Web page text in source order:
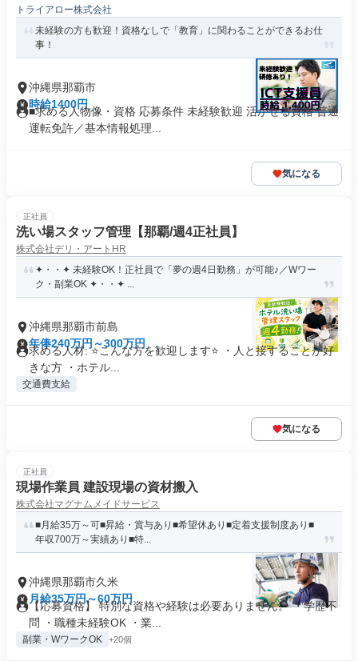
トライアロー株式会社
未経験の方も歓迎！資格なしで「教育」に関わることができるお仕
事！
沖縄県那覇市
時給1400円
■求める人物像・資格 応募条件 未経験歓迎 活かせる資格 普通
運転免許／基本情報処理...
気になる
正社員
洗い場スタッフ管理【那覇/週4正社員】
株式会社デリ・アートHR
✦・・✦ 未経験OK！正社員で「夢の週4日勤務」が可能♪／Wワー
ク・副業OK ✦・・✦ ...
沖縄県那覇市前島
年俸240万円～300万円
求める人材: ⭐️こんな方を歓迎します⭐️ ・人と接することが好
きな方 ・ホテル...
交通費支給
気になる
正社員
現場作業員 建設現場の資材搬入
株式会社マグナムメイドサービス
■月給35万～可■昇給・賞与あり■希望休あり■定着支援制度あり■
年収700万～実績あり■特...
沖縄県那覇市久米
月給35万円～60万円
【応募資格】 特別な資格や経験は必要ありません。 ・学歴不
問 ・職種未経験OK ・業...
副業・WワークOK +20個